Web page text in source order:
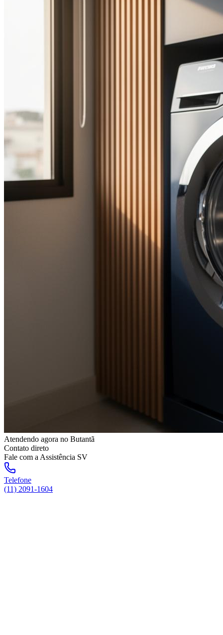
Atendendo agora no Butantã
Contato direto
Fale com a Assistência SV
Telefone
(11) 2091-1604